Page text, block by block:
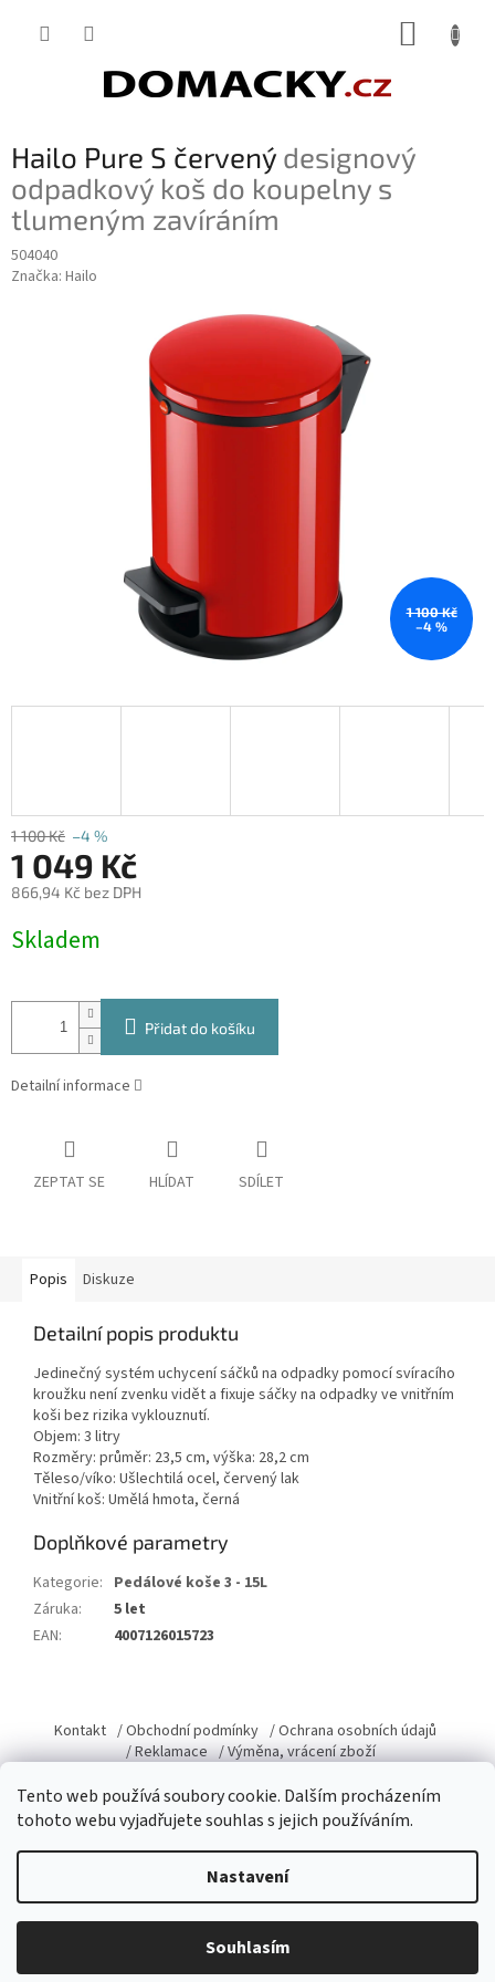
Tento web používá soubory cookie. Dalším procházením
tohoto webu vyjadřujete souhlas s jejich používáním.
Nastavení
Souhlasím
Hailo Pure S červený designový
odpadkový koš do koupelny s
tlumeným zavíráním
504040
Značka: Hailo
1 100 Kč
–4 %
1 100 Kč –4 %
1 049 Kč
866,94 Kč bez DPH
cena:
Skladem
Přidat do košíku
Detailní informace
ZEPTAT SE HLÍDAT SDÍLET
Popis Diskuze
Detailní popis produktu
Jedinečný systém uchycení sáčků na odpadky pomocí svíracího
kroužku není zvenku vidět a fixuje sáčky na odpadky ve vnitřním
koši bez rizika vyklouznutí.
Objem: 3 litry
Rozměry: průměr: 23,5 cm, výška: 28,2 cm
Těleso/víko: Ušlechtilá ocel, červený lak
Vnitřní koš: Umělá hmota, černá
Doplňkové parametry
Kategorie: Pedálové koše 3 - 15L
Záruka:
5 let
EAN: 4007126015723
p
a
Kontakt / Obchodní podmínky / Ochrana osobních údajů
/ Reklamace / Výměna, vrácení zboží
Copyright 2026Domacky.cz. Všechna práva vyhrazena.Upravit
nastavení cookies